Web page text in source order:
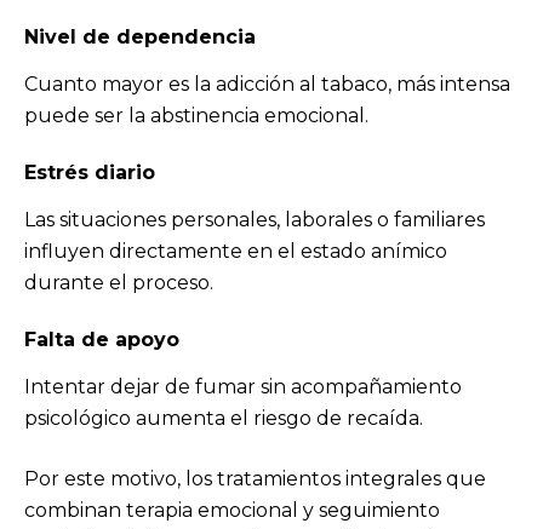
Nivel de dependencia
Cuanto mayor es la adicción al tabaco, más intensa
puede ser la abstinencia emocional.
Estrés diario
Las situaciones personales, laborales o familiares
influyen directamente en el estado anímico
durante el proceso.
Falta de apoyo
Intentar dejar de fumar sin acompañamiento
psicológico aumenta el riesgo de recaída.
Por este motivo, los tratamientos integrales que
combinan terapia emocional y seguimiento